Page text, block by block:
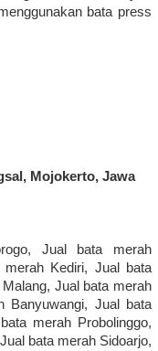
bata press
Mojokerto, Jawa
Jual bata merah
merah Kediri, Jual bata
Jual bata merah
Banyuwangi, Jual bata
merah Probolinggo,
bata merah Sidoarjo,